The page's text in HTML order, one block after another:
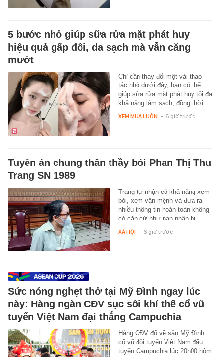
5 bước nhỏ giúp sữa rửa mặt phát huy
hiệu quả gấp đôi, da sạch mà vẫn căng
mướt
Chỉ cần thay đổi một vài thao
tác nhỏ dưới đây, bạn có thể
giúp sữa rửa mặt phát huy tối đa
khả năng làm sạch, đồng thời…
XEM MUA LUÔN - 6 giờ trước
Tuyên án chung thân thầy bói Phan Thị Thu
Trang SN 1989
Trang tự nhận có khả năng xem
bói, xem vận mệnh và đưa ra
nhiều thông tin hoàn toàn không
có căn cứ như nạn nhân bị…
XÃ HỘI - 6 giờ trước
Sức nóng nghẹt thở tại Mỹ Đình ngay lúc
này: Hàng ngàn CĐV sục sôi khí thế cổ vũ
tuyển Việt Nam đại thắng Campuchia
Hàng CĐV đổ về sân Mỹ Đình
cổ vũ đội tuyển Việt Nam đấu
tuyển Campuchia lúc 20h00 hôm